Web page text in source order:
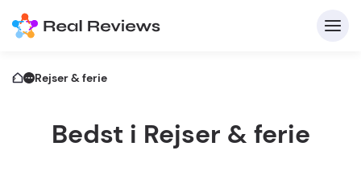
Rejser & ferie
Bedst i Rejser & ferie